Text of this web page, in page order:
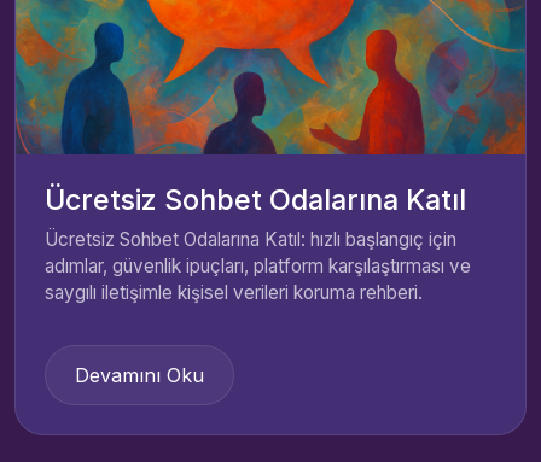
Ücretsiz Sohbet Odalarına Katıl
Ücretsiz Sohbet Odalarına Katıl: hızlı başlangıç için
adımlar, güvenlik ipuçları, platform karşılaştırması ve
saygılı iletişimle kişisel verileri koruma rehberi.
Devamını Oku